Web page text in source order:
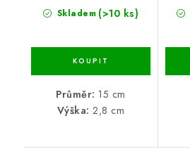
Skladem (>10 ks)
Průměr: 15 cm
Výška: 2,8 cm